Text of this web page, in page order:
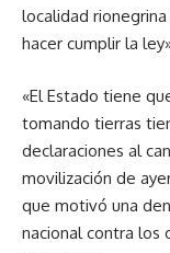
localidad
hacer cumplir la
«El Estado tiene
tomando tierras
declaraciones al
movilización de
que motivó una
nacional contra los